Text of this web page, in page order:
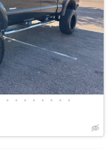
• • • • • • • •